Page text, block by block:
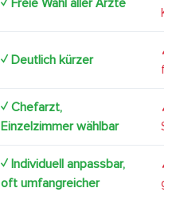
✓ Freie Wahl aller Ärzte
✓ Deutlich kürzer
✗
✓ Chefarzt,
Einzelzimmer wählbar
✗
✓ Individuell anpassbar,
oft umfangreicher
✗